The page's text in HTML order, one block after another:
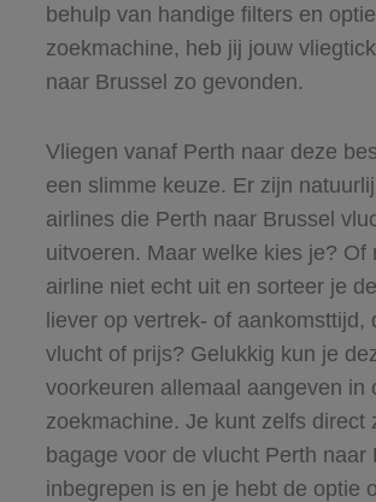
behulp van handige filters en
zoekmachine, heb jij jouw
naar Brussel zo gevonden.
Vliegen vanaf Perth naar deze
een slimme keuze. Er zijn
airlines die Perth naar Brussel
uitvoeren. Maar welke kies je? Of
airline niet echt uit en sorteer je
liever op vertrek- of aankomsttijd,
vlucht of prijs? Gelukkig kun je
voorkeuren allemaal aangeven in
zoekmachine. Je kunt zelfs direct
bagage voor de vlucht Perth naar
inbegrepen is en je hebt de optie